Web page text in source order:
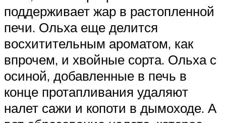
поддерживает жар в растопленной
печи. Ольха еще делится
восхитительным ароматом, как
впрочем, и хвойные сорта. Ольха с
осиной, добавленные в печь в
конце протапливания удаляют
налет сажи и копоти в дымоходе. А